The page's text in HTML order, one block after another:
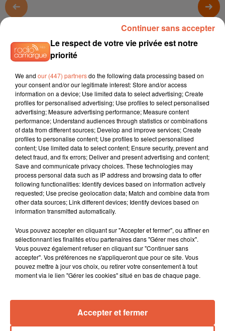
13h58
13h58
MATT SIMONS
Catch
Leslie
Et J'attends
BRUNO MARS
Treasure
L'HOROSCOPE
Le respect de votre vie privée est notre
priorité
We and our (447) partnersdo the following data processing based on
your consent and/or our legitimate interest: Store and/or access
information on a device; Use limited data to select advertising; Create
profiles for personalised advertising; Use profiles to select personalised
advertising; Measure advertising performance; Measure content
performance; Understand audiences through statistics or combinations
of data from different sources; Develop and improve services; Create
profiles to personalise content; Use profiles to select personalised
content; Use limited data to select content; Ensure security, prevent and
detect fraud, and fix errors; Deliver and present advertising and content;
Save and communicate privacy choices. These technologies may
process personal data such as IP address and browsing data to offer
following functionalities: Identify devices based on information actively
requested; Use precise geolocation data; Match and combine data from
other data sources; Link different devices; Identify devices based on
information transmitted automatically.
Vous pouvez accepter en cliquant sur "Accepter et fermer", ou affiner en
sélectionnant les finalités et/ou partenaires dans "Gérer mes choix".
Vous pouvez également refuser en cliquant sur "Continuer sans
accepter". Vos préférences ne s'appliqueront que pour ce site. Vous
pouvez mettre à jour vos choix, ou retirer votre consentement à tout
moment via le lien "Gérer les cookies" situé en bas de chaque page.
Accepter et fermer
Continuer sans accepter